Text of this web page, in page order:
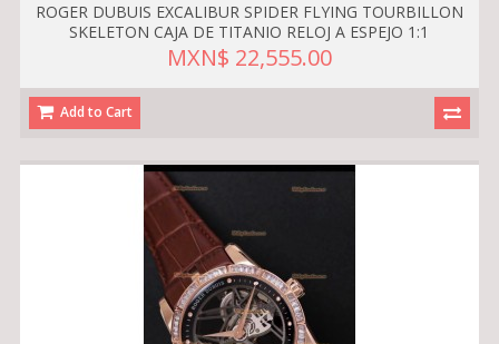
ROGER DUBUIS EXCALIBUR SPIDER FLYING TOURBILLON
SKELETON CAJA DE TITANIO RELOJ A ESPEJO 1:1
MXN$ 22,555.00
Add to Cart